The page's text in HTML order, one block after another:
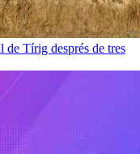
de Tírig després de tres